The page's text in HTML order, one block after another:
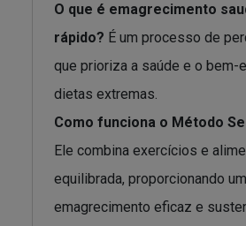
O que é emagrecimento
rápido? É um processo de
que prioriza a saúde e o bem-
dietas extremas.
Como funciona o Método
Ele combina exercícios e
equilibrada, proporcionando um
emagrecimento eficaz e